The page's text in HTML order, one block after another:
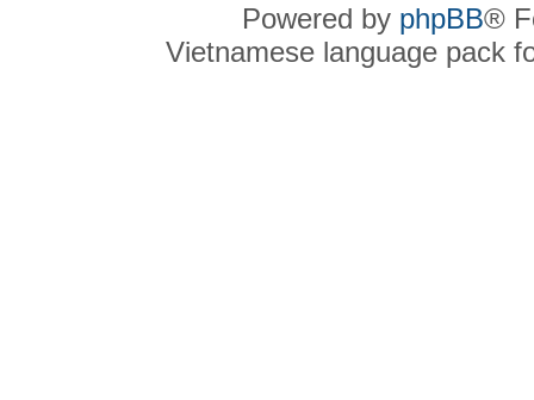
Powered by phpBB®
Vietnamese language pack